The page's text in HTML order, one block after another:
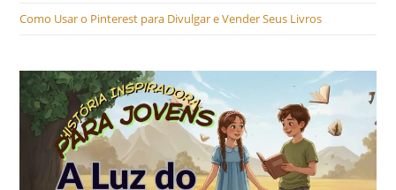
Como Usar o Pinterest para Divulgar e Vender Seus Livros